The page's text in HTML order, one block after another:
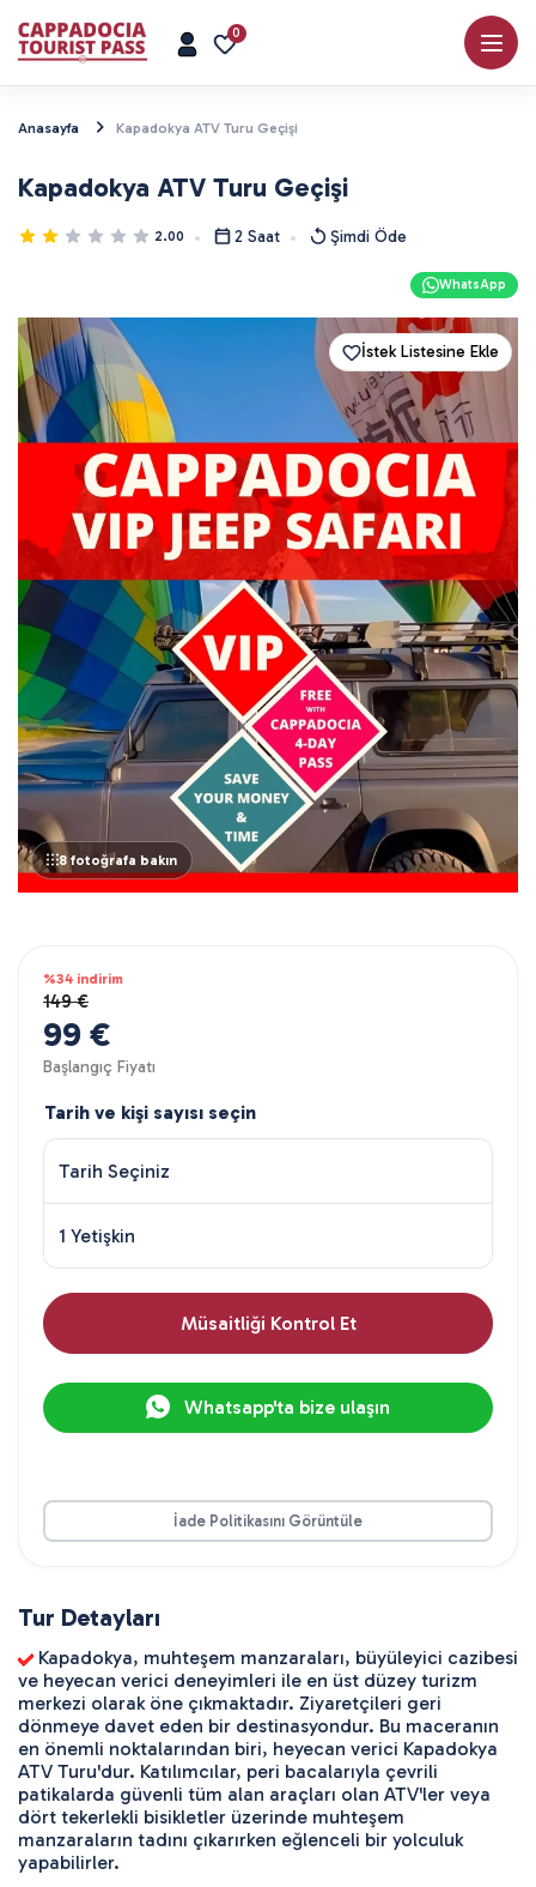
0
Anasayfa Kapadokya ATV Turu Geçişi
Kapadokya ATV Turu Geçişi
2.00 2 Saat Şimdi Öde
WhatsApp
İstek Listesine Ekle
8 fotoğrafa bakın
%34 indirim
149 €
99 €
Başlangıç Fiyatı
Tarih ve kişi sayısı seçin
Tarih Seçiniz
1 Yetişkin
Müsaitliği Kontrol Et
Whatsapp'ta bize ulaşın
İade Politikasını Görüntüle
Tur Detayları
Kapadokya, muhteşem manzaraları, büyüleyici cazibesi
ve heyecan verici deneyimleri ile en üst düzey turizm
merkezi olarak öne çıkmaktadır. Ziyaretçileri geri
dönmeye davet eden bir destinasyondur. Bu maceranın
en önemli noktalarından biri, heyecan verici Kapadokya
ATV Turu'dur. Katılımcılar, peri bacalarıyla çevrili
patikalarda güvenli tüm alan araçları olan ATV'ler veya
dört tekerlekli bisikletler üzerinde muhteşem
manzaraların tadını çıkarırken eğlenceli bir yolculuk
yapabilirler.